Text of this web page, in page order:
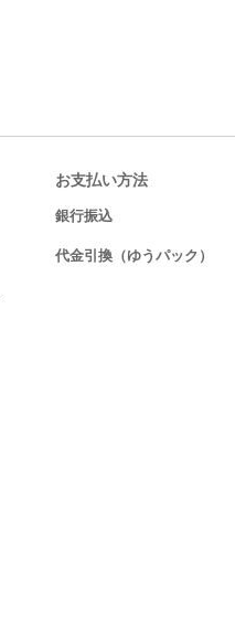
お支払い方法
銀行振込
代金引換（ゆうパック）